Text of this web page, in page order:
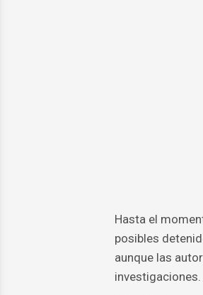
Hasta el
posibles
aunque las
investigaciones.